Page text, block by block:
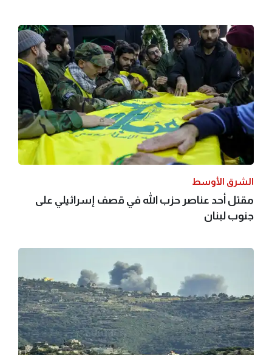
الشرق الأوسط
مقتل أحد عناصر حزب الله في قصف إسرائيلي على
جنوب لبنان